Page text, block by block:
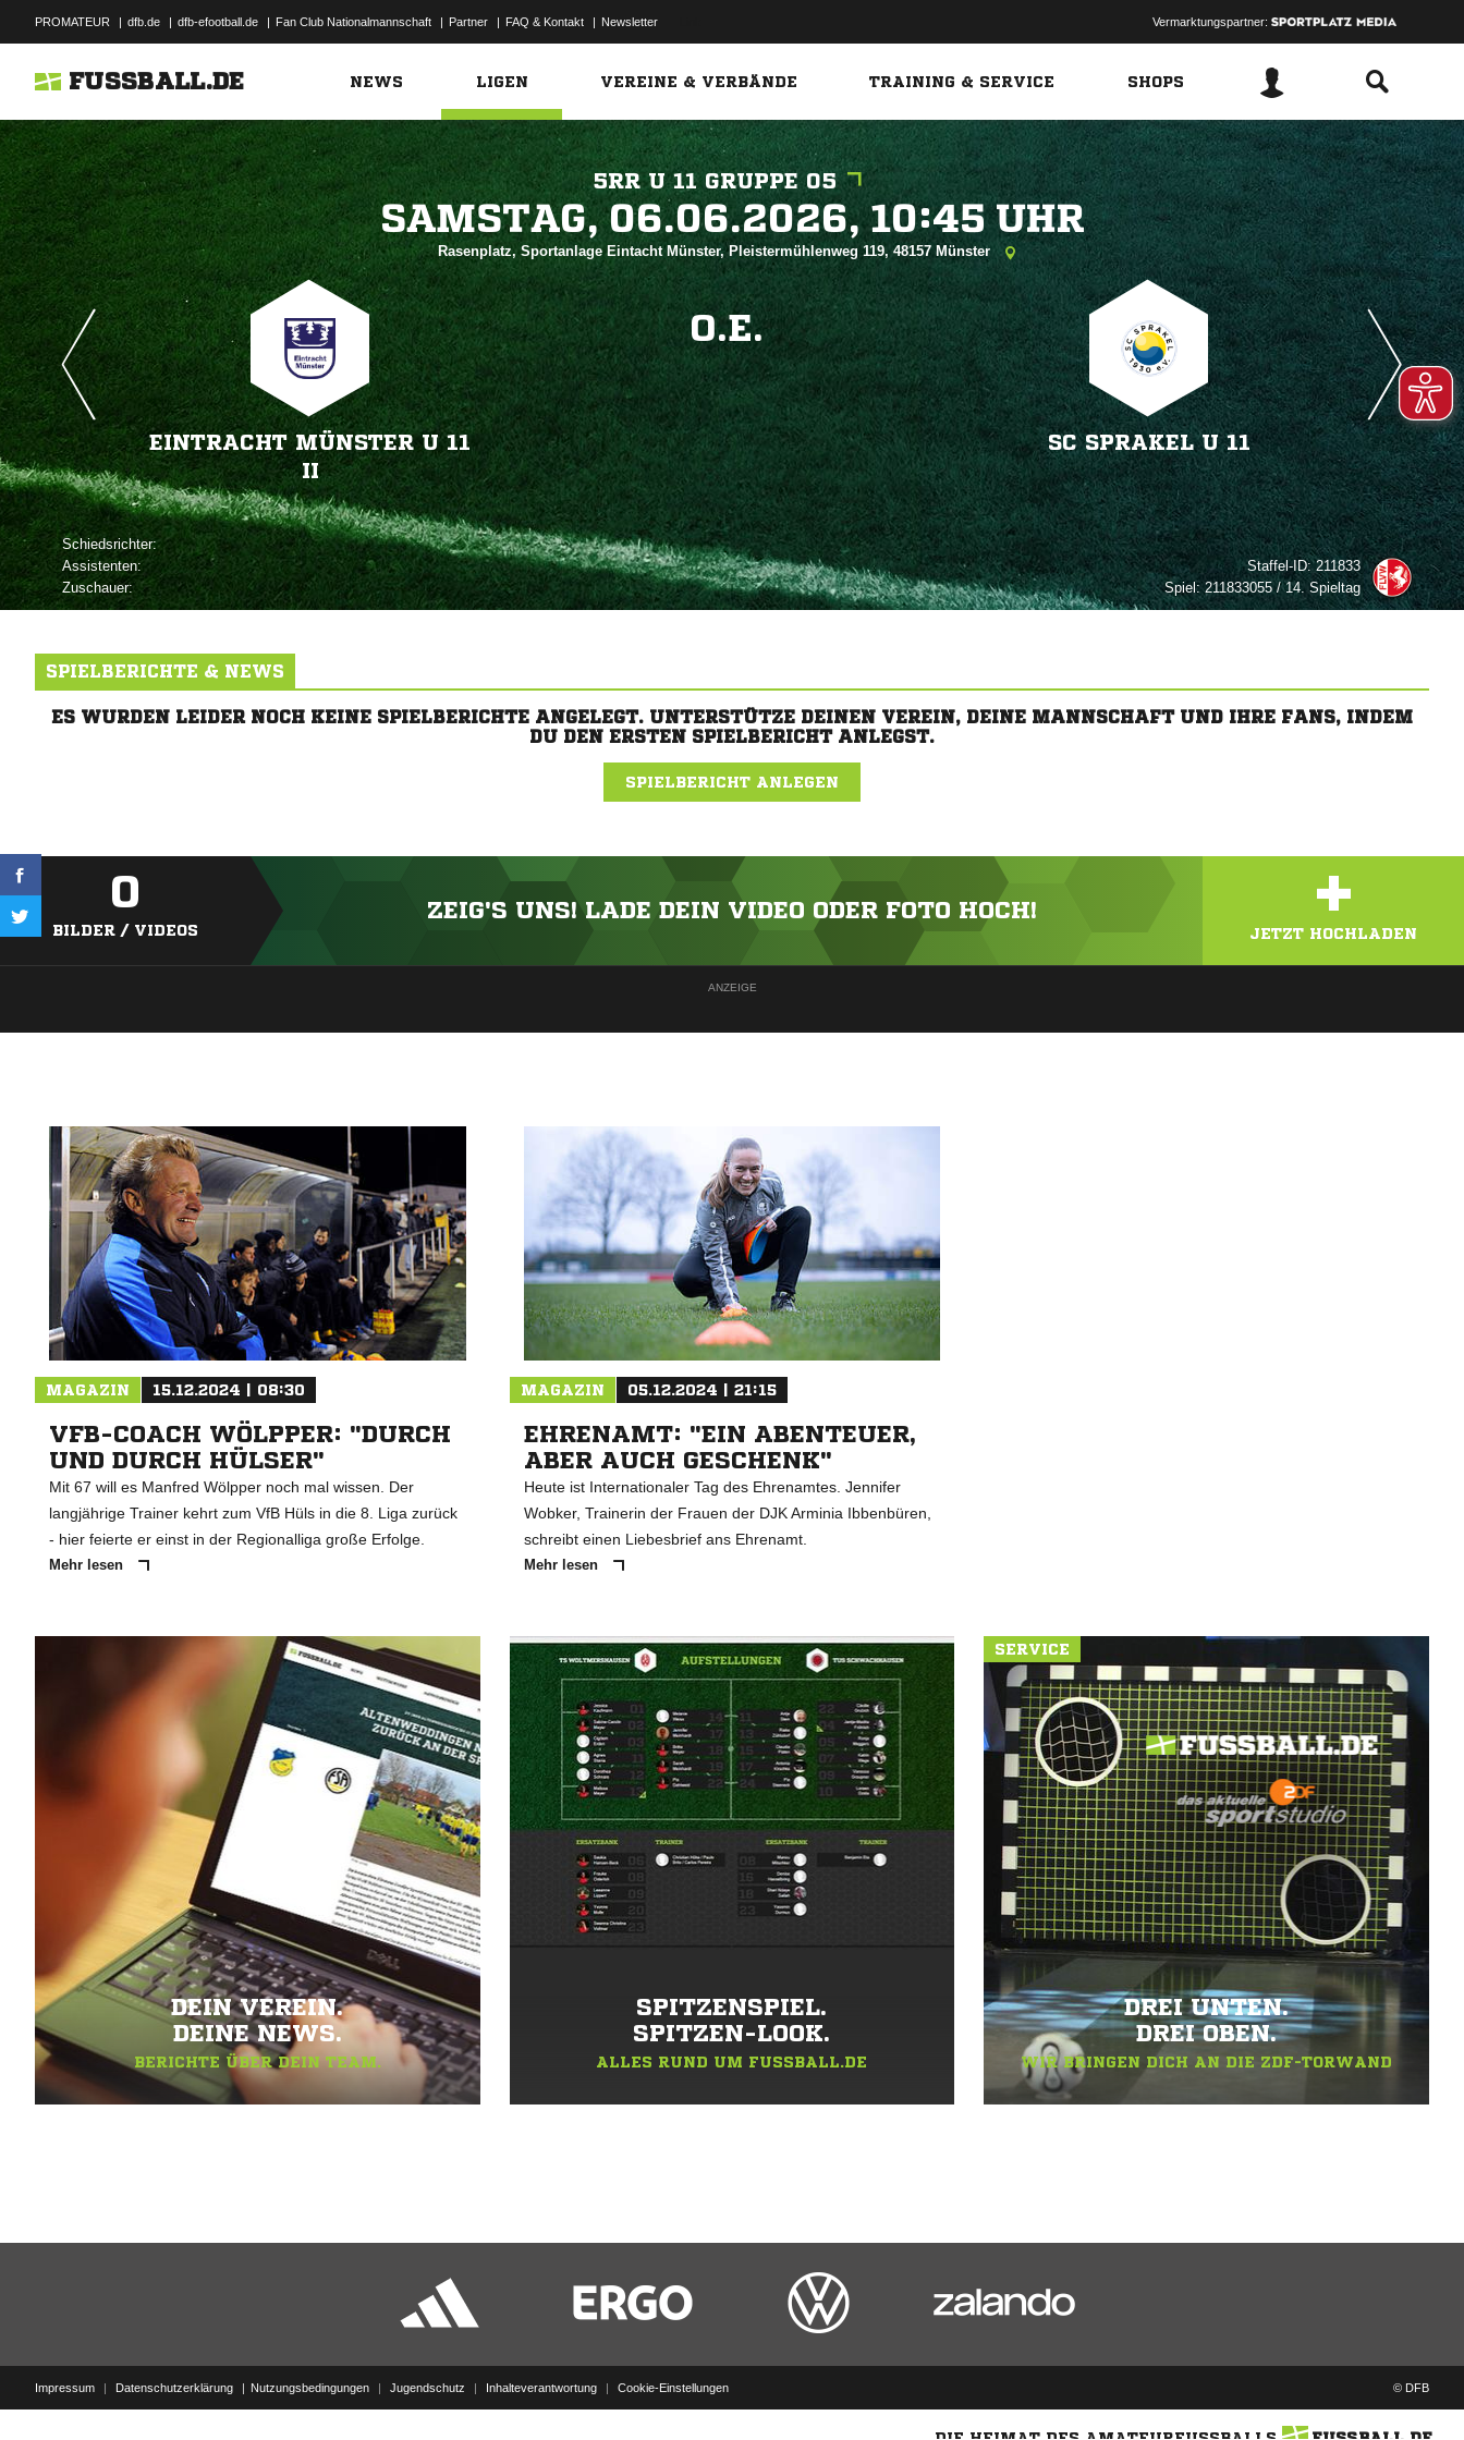
PROMATEUR | dfb.de | dfb-efootball.de | Fan Club Nationalmannschaft | Partner | FAQ & Kontakt | Newsletter Vermarktungspartner:
FUSSBALL.DE NEWS LIGEN VEREINE & VERBÄNDE TRAINING & SERVICE SHOPS
5RR U 11 GRUPPE 05
   
Rasenplatz, Sportanlage Eintacht Münster, Pleistermühlenweg 119, 48157 Münster
EINTRACHT MÜNSTER U 11
II
O.E.
SC SPRAKEL U 11
Schiedsrichter:
Assistenten:
Zuschauer:
Staffel-ID:211833
Spiel:211833055 / 14. Spieltag
SPIELBERICHTE & NEWS
ES WURDEN LEIDER NOCH KEINE SPIELBERICHTE ANGELEGT. UNTERSTÜTZE DEINEN VEREIN, DEINE MANNSCHAFT UND IHRE FANS, INDEM
DU DEN ERSTEN SPIELBERICHT ANLEGST.
SPIELBERICHT ANLEGEN
0
BILDER / VIDEOS
ZEIG'S UNS! LADE DEIN VIDEO ODER FOTO HOCH! +
JETZT HOCHLADEN
ANZEIGE
MAGAZIN 15.12.2024 | 08:30
VFB-COACH WÖLPPER: "DURCH
UND DURCH HÜLSER"
Mit 67 will es Manfred Wölpper noch mal wissen. Der
langjährige Trainer kehrt zum VfB Hüls in die 8. Liga zurück
- hier feierte er einst in der Regionalliga große Erfolge.
Mehr lesen
MAGAZIN 05.12.2024 | 21:15
EHRENAMT: "EIN ABENTEUER,
ABER AUCH GESCHENK"
Heute ist Internationaler Tag des Ehrenamtes. Jennifer
Wobker, Trainerin der Frauen der DJK Arminia Ibbenbüren,
schreibt einen Liebesbrief ans Ehrenamt.
Mehr lesen
DEIN VEREIN.
DEINE NEWS.
BERICHTE ÜBER DEIN TEAM.
SPITZENSPIEL.
SPITZEN-LOOK.
ALLES RUND UM FUSSBALL.DE
SERVICE
DREI UNTEN.
DREI OBEN.
WIR BRINGEN DICH AN DIE ZDF-TORWAND
Impressum | Datenschutzerklärung Nutzungsbedingungen | Jugendschutz | Inhalteverantwortung | Cookie-Einstellungen © DFB